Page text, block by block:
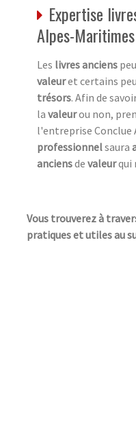
Expertise
Alpes-
Les livres anciens
valeuret certains
trésors. Afin de
la valeurou non,
l'entreprise Conclue
professionnelsaura
anciensde valeurqui
Vous trouverez à
pratiques et utiles au